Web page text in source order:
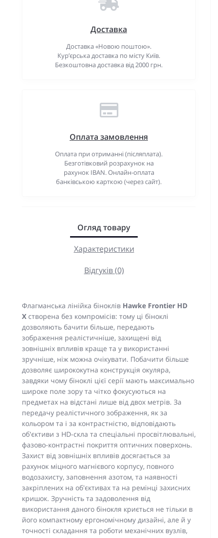
Доставка
Доставка «Новою поштою».
Кур’єрська доставка по місту Київ.
Безкоштовна доставка від 2000 грн.
Оплата замовлення
Оплата при отриманні (післяплата).
Безготівковий розрахунок на
рахунок IBAN. Онлайн-оплата
банківською карткою (через сайт).
Огляд товару
Характеристики
Відгуків (0)
Флагманська лінійка біноклів Hawke Frontier HD
X створена без компромісів: тому ці біноклі
дозволяють бачити більше, передають
зображення реалістичніше, захищені від
зовнішніх впливів краще та у використанні
зручніше, ніж можна очікувати. Побачити більше
дозволяє ширококутна конструкція окуляра,
завдяки чому біноклі цієї серії мають максимально
широке поле зору та чітко фокусуються на
предметах на відстані лише від двох метрів. За
передачу реалістичного зображення, як за
кольором та і за контрастністю, відповідають
об'єктиви з НD-скла та спеціальні просвітлювальні,
фазово-контрастні покриття оптичних поверхонь.
Захист від зовнішніх впливів досягається за
рахунок міцного магнієвого корпусу, повного
водозахисту, заповнення азотом, та наявності
закріплених на об'єктивах та на ремінці захисних
кришок. Зручність та задоволення від
використання даного бінокля криється не тільки в
його компактному ергономічному дизайні, але й у
точності складання та роботи механічних вузлів,